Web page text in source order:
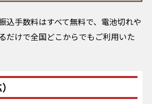
込手数料はすべて無料で、電池切れや
だけで全国どこからでもご利用いた